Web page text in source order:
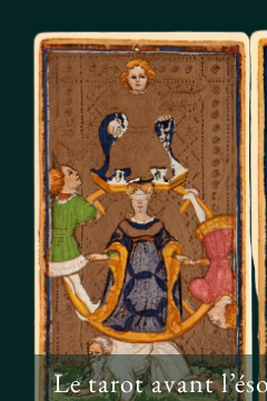
Le tarot avant
simple
Le tarot avant